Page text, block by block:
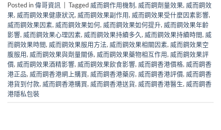
Posted in偉哥資訊 Tagged 威而鋼作用機制, 威而鋼劑量效果, 威而鋼效
果, 威而鋼效果健康狀況, 威而鋼效果副作用, 威而鋼效果受什麼因素影響,
威而鋼效果因素, 威而鋼效果如何, 威而鋼效果如何提升, 威而鋼效果年齡
影響, 威而鋼效果心理因素, 威而鋼效果持續多久, 威而鋼效果持續時間, 威
而鋼效果時間, 威而鋼效果服用方法, 威而鋼效果相關因素, 威而鋼效果空
腹服用, 威而鋼效果與劑量關係, 威而鋼效果藥物相互作用, 威而鋼效果評
價, 威而鋼效果酒精影響, 威而鋼效果飲食影響, 威而鋼香港價格, 威而鋼香
港正品, 威而鋼香港網上購買, 威而鋼香港藥房, 威而鋼香港評價, 威而鋼香
港貨到付款, 威而鋼香港購買, 威而鋼香港送貨, 威而鋼香港醫生, 威而鋼香
港隱私包裝